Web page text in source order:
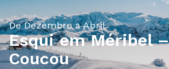
De Dezembro a Abril
Esqui em Méribel
Coucou